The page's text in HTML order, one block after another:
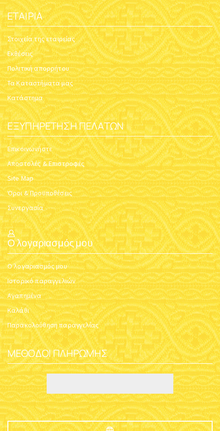
ΕΤΑΙΡΊΑ
Στοιχεία της εταιρείας
Εκθέσεις
Πολιτική απορρήτου
Τα Καταστήματα μας
Κατάστημα
ΕΞΥΠΗΡΈΤΗΣΗ ΠΕΛΑΤΏΝ
Επικοινωνήστε
Αποστολές & Επιστροφές
Site Map
Όροι & Προϋποθέσεις
Συνεργασία
Ο λογαριασμός μου
Ο λογαριασμός μου
Ιστορικό παραγγελιών
Αγαπημένα
Καλάθι
Παρακολούθηση παραγγελίας
ΜΈΘΟΔΟΙ ΠΛΗΡΩΜΉΣ